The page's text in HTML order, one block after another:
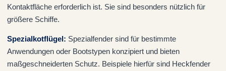
Kontaktfläche erforderlich ist. Sie sind besonders nützlich für
größere Schiffe.
Spezialkotflügel: Spezialfender sind für bestimmte
Anwendungen oder Bootstypen konzipiert und bieten
maßgeschneiderten Schutz. Beispiele hierfür sind Heckfender